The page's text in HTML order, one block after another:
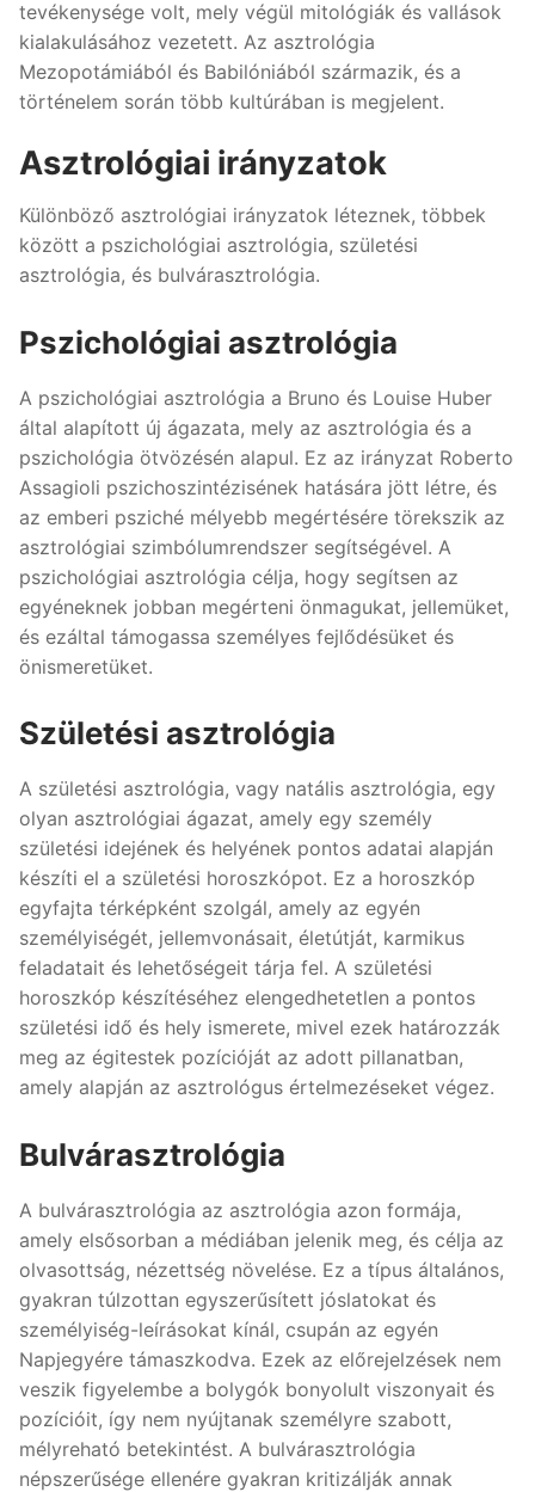
tevékenysége volt, mely végül mitológiák és vallások
kialakulásához vezetett. Az asztrológia
Mezopotámiából és Babilóniából származik, és a
történelem során több kultúrában is megjelent.
Asztrológiai irányzatok
Különböző asztrológiai irányzatok léteznek, többek
között a pszichológiai asztrológia, születési
asztrológia, és bulvárasztrológia.
Pszichológiai asztrológia
A pszichológiai asztrológia a Bruno és Louise Huber
által alapított új ágazata, mely az asztrológia és a
pszichológia ötvözésén alapul. Ez az irányzat Roberto
Assagioli pszichoszintézisének hatására jött létre, és
az emberi psziché mélyebb megértésére törekszik az
asztrológiai szimbólumrendszer segítségével. A
pszichológiai asztrológia célja, hogy segítsen az
egyéneknek jobban megérteni önmagukat, jellemüket,
és ezáltal támogassa személyes fejlődésüket és
önismeretüket.
Születési asztrológia
A születési asztrológia, vagy natális asztrológia, egy
olyan asztrológiai ágazat, amely egy személy
születési idejének és helyének pontos adatai alapján
készíti el a születési horoszkópot. Ez a horoszkóp
egyfajta térképként szolgál, amely az egyén
személyiségét, jellemvonásait, életútját, karmikus
feladatait és lehetőségeit tárja fel. A születési
horoszkóp készítéséhez elengedhetetlen a pontos
születési idő és hely ismerete, mivel ezek határozzák
meg az égitestek pozícióját az adott pillanatban,
amely alapján az asztrológus értelmezéseket végez.
Bulvárasztrológia
A bulvárasztrológia az asztrológia azon formája,
amely elsősorban a médiában jelenik meg, és célja az
olvasottság, nézettség növelése. Ez a típus általános,
gyakran túlzottan egyszerűsített jóslatokat és
személyiség-leírásokat kínál, csupán az egyén
Napjegyére támaszkodva. Ezek az előrejelzések nem
veszik figyelembe a bolygók bonyolult viszonyait és
pozícióit, így nem nyújtanak személyre szabott,
mélyreható betekintést. A bulvárasztrológia
népszerűsége ellenére gyakran kritizálják annak